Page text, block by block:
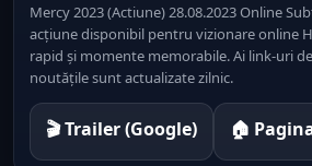
Mercy 2023 (Actiune) 28.08.2023 Online
acțiune disponibil pentru vizionare online
rapid și momente memorabile. Ai link-uri
noutățile sunt actualizate zilnic.
🎬 Trailer (Google) 🏠